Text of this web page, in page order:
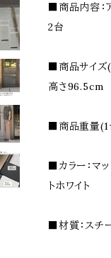
■商品内容：
2台
■商品サイズ
高さ96.5cm
■商品重量(1
■カラー：マッ
トホワイト
■材質：スチ